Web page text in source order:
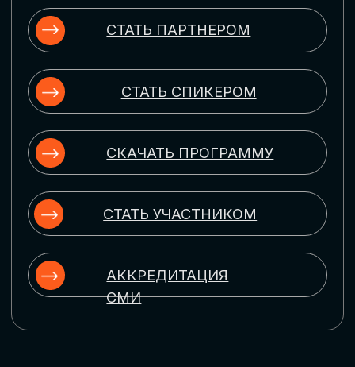
Узнаем как компании адаптируются к
новой ИИ-реальности. Как ИИ-
сотрудники становятся
«полноправными» членами команды, как
ИИ-помощники забирают на себя рутину
и как можно значительно увеличить
производительность без огромных
затрат на нейросети
ЦИФРОВИЗАЦИЯ
УПРАВЛЕНИЯ ПЕРСОНАЛОМ
Рассмотрим управление человеческим
комплексные решения для роста
производительности и кейсы
оптимизации процессов найма,
развития, оценки и удержания
ЦИФРОВИЗАЦИЯ
КЛИЕНТСКОГО СЕРВИСА
Разберем кейсы в сфере цифровизации